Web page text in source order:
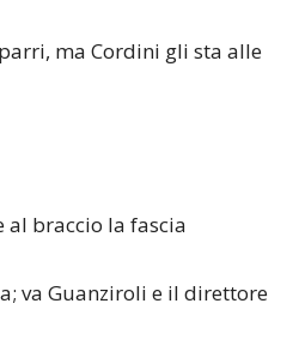
ma Cordini gli sta alle
al braccio la fascia
va Guanziroli e il direttore